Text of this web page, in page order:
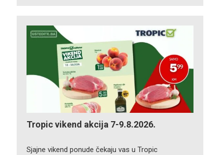
Tropic vikend akcija 7-9.8.2026.
Sjajne vikend ponude čekaju vas u Tropic